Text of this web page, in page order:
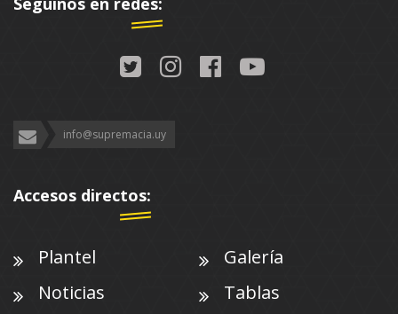
info@supremacia.uy
Accesos directos:
Plantel
Galería
Noticias
Tablas